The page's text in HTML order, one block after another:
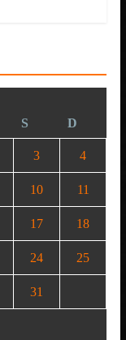
S D
3 4
10 11
17 18
24 25
31